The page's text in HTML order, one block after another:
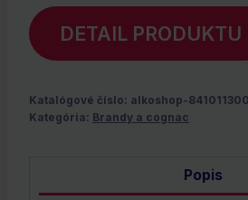
DETAIL PRODUKTU
Katalógové číslo: alkoshop-
Kategória: Brandy a cognac
Popis